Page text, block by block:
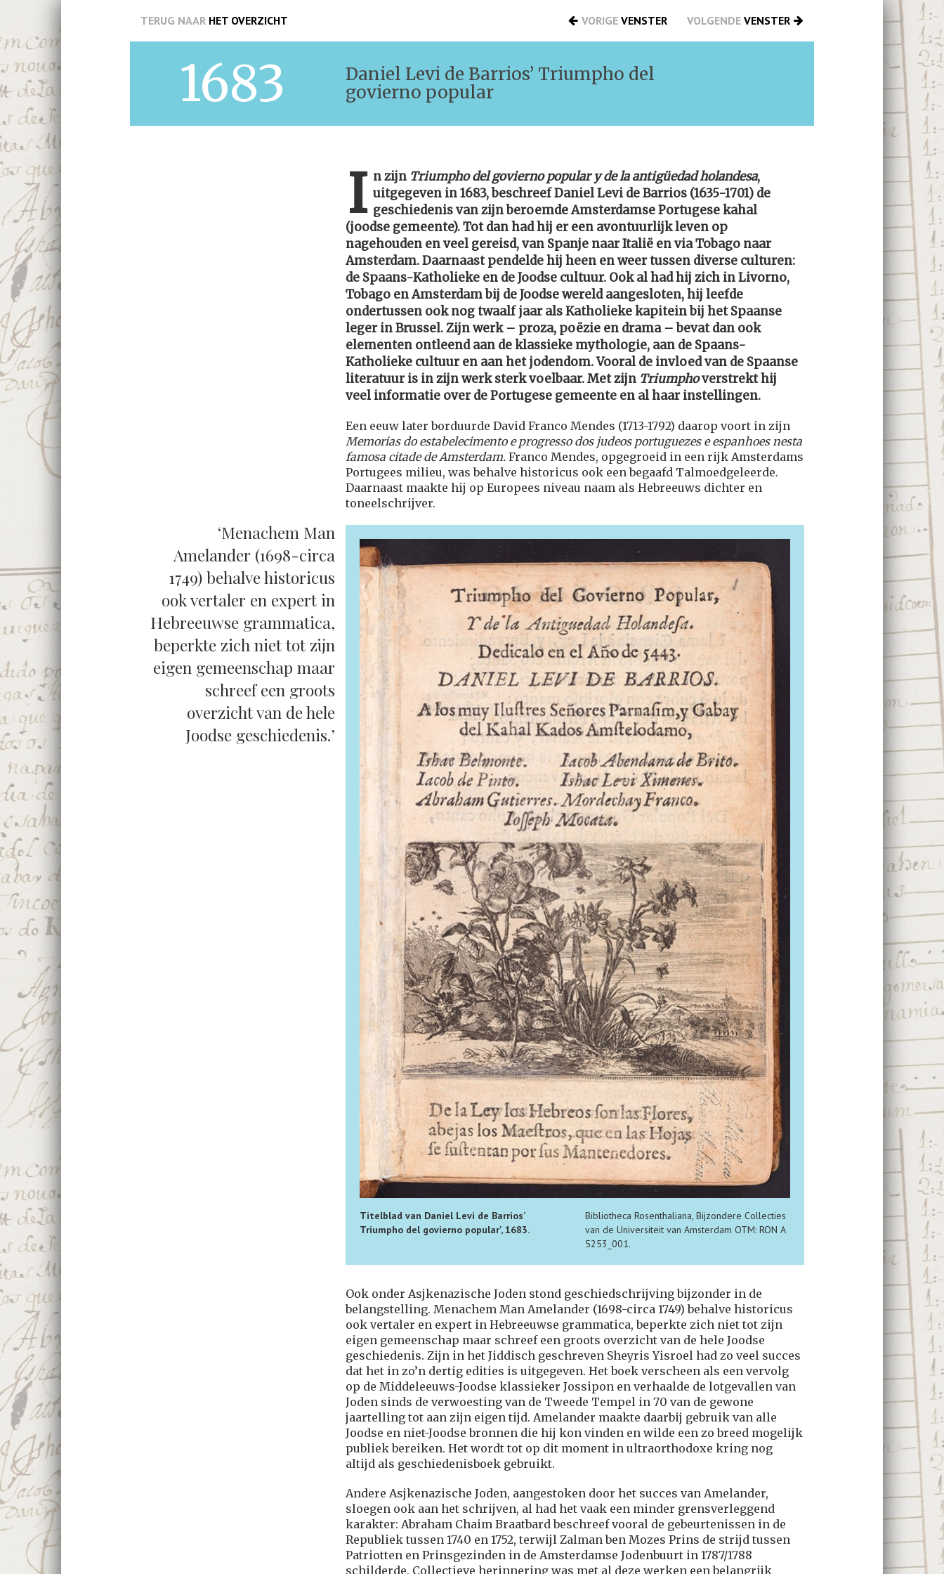
TERUG NAARHET OVERZICHT VORIGEVENSTER VOLGENDEVENSTER
1683
Daniel Levi de Barrios’ Triumpho del
govierno popular
I n zijn Triumpho del govierno popular y de la antigüedad holandesa,
uitgegeven in 1683, beschreef Daniel Levi de Barrios (1635-1701) de
geschiedenis van zijn beroemde Amsterdamse Portugese kahal
(joodse gemeente). Tot dan had hij er een avontuurlijk leven op
nagehouden en veel gereisd, van Spanje naar Italië en via Tobago naar
Amsterdam. Daarnaast pendelde hij heen en weer tussen diverse culturen:
de Spaans-Katholieke en de Joodse cultuur. Ook al had hij zich in Livorno,
Tobago en Amsterdam bij de Joodse wereld aangesloten, hij leefde
ondertussen ook nog twaalf jaar als Katholieke kapitein bij het Spaanse
leger in Brussel. Zijn werk – proza, poëzie en drama – bevat dan ook
elementen ontleend aan de klassieke mythologie, aan de Spaans-
Katholieke cultuur en aan het jodendom. Vooral de invloed van de Spaanse
literatuur is in zijn werk sterk voelbaar. Met zijn Triumphoverstrekt hij
veel informatie over de Portugese gemeente en al haar instellingen.
Een eeuw later borduurde David Franco Mendes (1713-1792) daarop voort in zijn
Memorias do estabelecimento e progresso dos judeos portuguezes e espanhoes nesta
famosa citade de Amsterdam. Franco Mendes, opgegroeid in een rijk Amsterdams
Portugees milieu, was behalve historicus ook een begaafd Talmoedgeleerde.
Daarnaast maakte hij op Europees niveau naam als Hebreeuws dichter en
toneelschrijver.
Titelblad van Daniel Levi de Barrios’
Triumpho del govierno popular', 1683.
Bibliotheca Rosenthaliana, Bijzondere Collecties
van de Universiteit van Amsterdam OTM: RON A
5253_001.
Ook onder Asjkenazische Joden stond geschiedschrijving bijzonder in de
belangstelling. Menachem Man Amelander (1698-circa 1749) behalve historicus
ook vertaler en expert in Hebreeuwse grammatica, beperkte zich niet tot zijn
eigen gemeenschap maar schreef een groots overzicht van de hele Joodse
geschiedenis. Zijn in het Jiddisch geschreven Sheyris Yisroel had zo veel succes
dat het in zo’n dertig edities is uitgegeven. Het boek verscheen als een vervolg
op de Middeleeuws-Joodse klassieker Jossipon en verhaalde de lotgevallen van
Joden sinds de verwoesting van de Tweede Tempel in 70 van de gewone
jaartelling tot aan zijn eigen tijd. Amelander maakte daarbij gebruik van alle
Joodse en niet-Joodse bronnen die hij kon vinden en wilde een zo breed mogelijk
publiek bereiken. Het wordt tot op dit moment in ultraorthodoxe kring nog
altijd als geschiedenisboek gebruikt.
Andere Asjkenazische Joden, aangestoken door het succes van Amelander,
sloegen ook aan het schrijven, al had het vaak een minder grensverleggend
karakter: Abraham Chaim Braatbard beschreef vooral de gebeurtenissen in de
Republiek tussen 1740 en 1752, terwijl Zalman ben Mozes Prins de strijd tussen
Patriotten en Prinsgezinden in de Amsterdamse Jodenbuurt in 1787/1788
schilderde. Collectieve herinnering was met al deze werken een belangrijk
‘Menachem Man
Amelander (1698-circa
1749) behalve historicus
ook vertaler en expert in
Hebreeuwse grammatica,
beperkte zich niet tot zijn
eigen gemeenschap maar
schreef een groots
overzicht van de hele
Joodse geschiedenis.’